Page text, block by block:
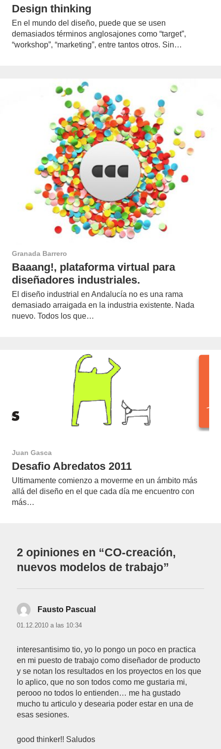
Design thinking
En el mundo del diseño, puede que se usen
demasiados términos anglosajones como “target”,
“workshop”, “marketing”, entre tantos otros. Sin…
Granada Barrero
Baaang!, plataforma virtual para
diseñadores industriales.
El diseño industrial en Andalucía no es una rama
demasiado arraigada en la industria existente. Nada
nuevo. Todos los que…
Juan Gasca
Desafio Abredatos 2011
Ultimamente comienzo a moverme en un ámbito más
allá del diseño en el que cada día me encuentro con
más…
2 opiniones en “CO-creación,
nuevos modelos de trabajo”
Fausto Pascual
01.12.2010 a las 10:34
interesantisimo tio, yo lo pongo un poco en practica
en mi puesto de trabajo como diseñador de producto
y se notan los resultados en los proyectos en los que
lo aplico, que no son todos como me gustaria mi,
perooo no todos lo entienden… me ha gustado
mucho tu articulo y desearia poder estar en una de
esas sesiones.
good thinker!! Saludos